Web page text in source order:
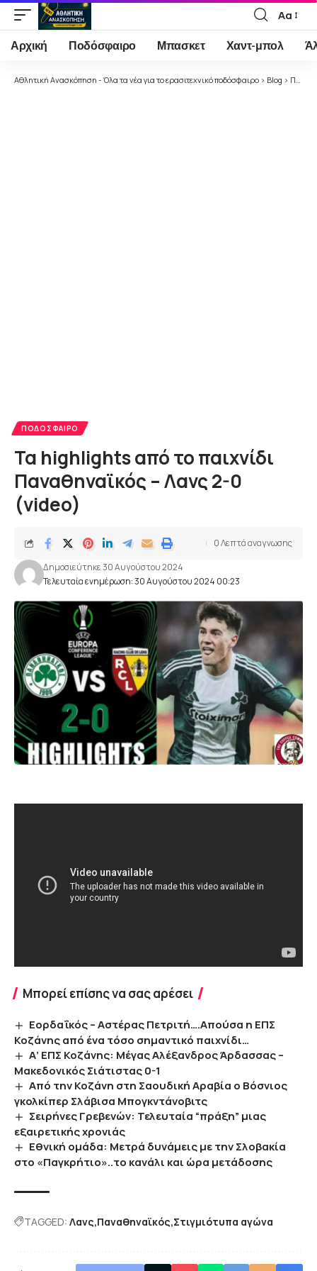
Font
Resizer
Αα
Αρχική Ποδόσφαιρο Μπασκετ Χαντ-μπολ
Αθλητική Ανασκόπηση - Όλα τα νέα για το ερασιτεχνικό ποδόσφαιρο > Blog > Ποδόσφαιρο
ΠΟΔΌΣΦΑΙΡΟ
Τα highlights από το παιχνίδι
Παναθηναϊκός – Λανς 2-0
(video)
Τελευταία ενημέρωση: 30 Αυγούστου 2024 00:23
Δημοσιεύτηκε 30 Αυγούστου 2024
0 Λεπτά αναγνωσης
Μπορεί επίσης να σας αρέσει
Εορδαΐκός – Αστέρας Πετριτή….Απούσα η ΕΠΣ
Κοζάνης από ένα τόσο σημαντικό παιχνίδι…
Α’ ΕΠΣ Κοζάνης: Μέγας Αλέξανδρος Άρδασσας –
Μακεδονικός Σιάτιστας 0-1
Από την Κοζάνη στη Σαουδική Αραβία ο Βόσνιος
γκολκίπερ Σλάβισα Μπογκντάνοβιτς
Σειρήνες Γρεβενών: Τελευταία “πράξη” μιας
εξαιρετικής χρονιάς
Εθνική ομάδα: Μετρά δυνάμεις με την Σλοβακία
στο «Παγκρήτιο»..το κανάλι και ώρα μετάδοσης
TAGGED: Λανς Παναθηναϊκός Στιγμιότυπα αγώνα